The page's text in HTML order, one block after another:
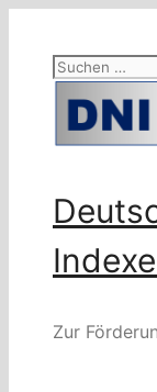
springenSuchen
Zur